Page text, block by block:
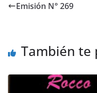
Emisión N° 269
También te